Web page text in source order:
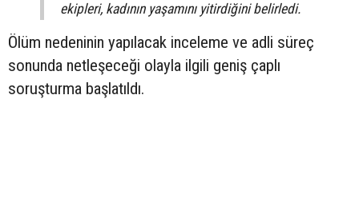
ekipleri, kadının yaşamını yitirdiğini belirledi.
Ölüm nedeninin yapılacak inceleme ve adli süreç
sonunda netleşeceği olayla ilgili geniş çaplı
soruşturma başlatıldı.